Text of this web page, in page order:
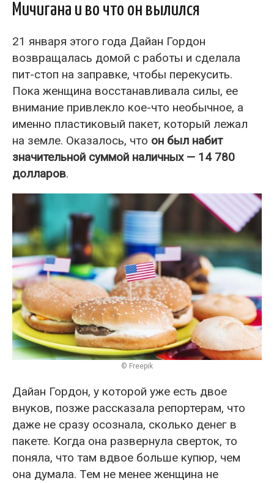
Мичигана и во что он вылился
21 января этого года Дайан Гордон
возвращалась домой с работы и сделала
пит-стоп на заправке, чтобы перекусить.
Пока женщина восстанавливала силы, ее
внимание привлекло кое-что необычное, а
именно пластиковый пакет, который лежал
на земле. Оказалось, что он был набит
значительной суммой наличных — 14 780
долларов.
© Freepik
Дайан Гордон, у которой уже есть двое
внуков, позже рассказала репортерам, что
даже не сразу осознала, сколько денег в
пакете. Когда она развернула сверток, то
поняла, что там вдвое больше купюр, чем
она думала. Тем не менее женщина не